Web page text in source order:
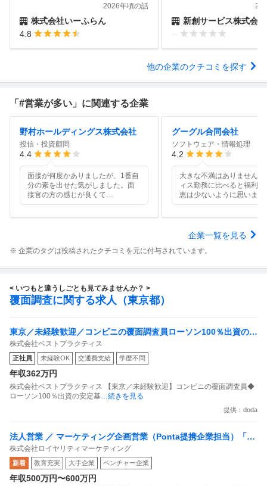
2026年頃の話
株式会社いーふらん
4.8
新創サービス株式会社
--
他の企業のクチコミを探す
「#営業が多い」に関連する企業
野村ホールディングス株式会社
投信・投資顧問
4.4
面接が何度かありましたが、1番自
分の素を出せた気がしました。面
接官の方の感じが良くて
グーグル合同会社
ソフトウェア・情報処理
4.2
大きな不満はありませんが
ィス勤務に比べると福利
恵は少ないように思います
企業一覧を見る
※ 企業のタグは投稿されたクチコミを元に付与されています。
< いつもと違うしごとも見てみませんか？ >
覆面調査に関する求人（東京都）
東京／未経験歓迎／コンビニの覆面調査員ローソン100％出資の安
定基盤／月５日在宅／残業月10時間
株式会社ベストプラクティス
正社員 未経験OK 交通費支給 学歴不問
年収362万円
株式会社ベストプラクティス 【東京／未経験歓迎】コンビニの覆面調査員◆
ローソン100％出資の安定基 …続きを見る
提供：doda
法人営業 ／ マーケティング企画営業（Ponta提携企業担当）「国
内最大級の共通ポイントサービスを展開／無駄のない消費社会を
目指すデータマーケティングカンパニー」
株式会社ロイヤリティマーケティング
新着 教育充実 大手企業 ベンチャー企業
年収500万円〜600万円